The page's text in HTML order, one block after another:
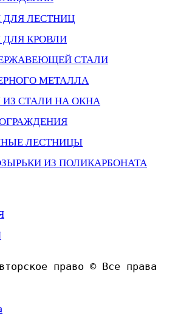
ЛЕСТНИЦ
КРОВЛИ
СТАЛИ
МЕТАЛЛА
СТАЛИ НА ОКНА
ЛЕСТНИЦЫ
ИЗ ПОЛИКАРБОНАТА
право © Все права